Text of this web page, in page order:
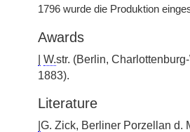
1796 wurde die Produktion
Awards
W.str. (Berlin,
1883).
Literature
G. Zick, Berliner Porzellan d.